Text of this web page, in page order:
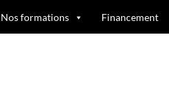
Nos formations Financement